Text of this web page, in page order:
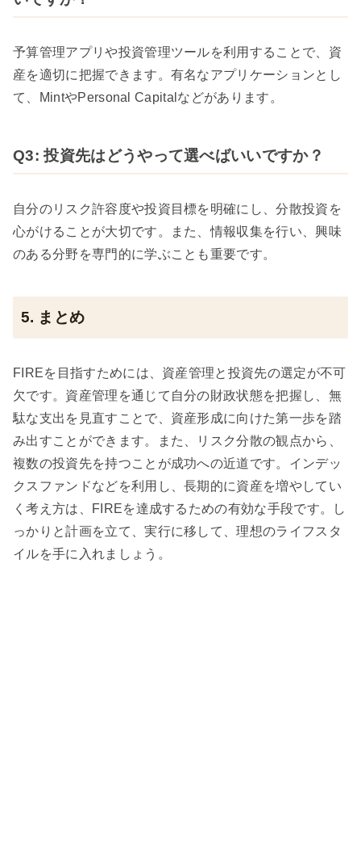
予算管理アプリや投資管理ツールを利用することで、資
産を適切に把握できます。有名なアプリケーションとし
て、MintやPersonal Capitalなどがあります。
Q3: 投資先はどうやって選べばいいですか？
自分のリスク許容度や投資目標を明確にし、分散投資を
心がけることが大切です。また、情報収集を行い、興味
のある分野を専門的に学ぶことも重要です。
5. まとめ
FIREを目指すためには、資産管理と投資先の選定が不可
欠です。資産管理を通じて自分の財政状態を把握し、無
駄な支出を見直すことで、資産形成に向けた第一歩を踏
み出すことができます。また、リスク分散の観点から、
複数の投資先を持つことが成功への近道です。インデッ
クスファンドなどを利用し、長期的に資産を増やしてい
く考え方は、FIREを達成するための有効な手段です。し
っかりと計画を立て、実行に移して、理想のライフスタ
イルを手に入れましょう。